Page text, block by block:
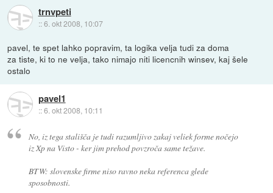
trnvpeti
::6. okt 2008, 10:07
pavel, te spet lahko popravim, ta logika velja tudi za doma
za tiste, ki to ne velja, tako nimajo niti licencnih winsev, kaj šele
ostalo
pavel1
::6. okt 2008, 10:11
No, iz tega stališča je tudi razumljivo zakaj veliek forme nočejo
iz Xp na Visto - ker jim prehod povzroča same težave.
BTW: slovenske firme niso ravno neka referenca glede
sposobnosti.